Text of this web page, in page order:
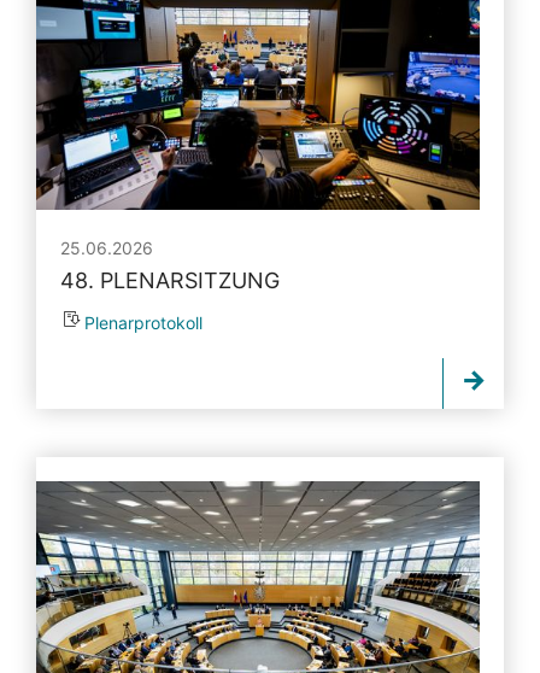
25.06.2026
48. PLENARSITZUNG
Plenarprotokoll